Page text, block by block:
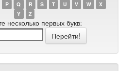
P Q R S T U V W
X
Y
Z
несколько первых букв: